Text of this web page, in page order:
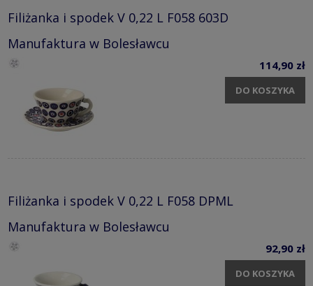
Filiżanka i spodek V 0,22 L F058 603D
Manufaktura w Bolesławcu
114,90 zł
DO KOSZYKA
Filiżanka i spodek V 0,22 L F058 DPML
Manufaktura w Bolesławcu
92,90 zł
DO KOSZYKA